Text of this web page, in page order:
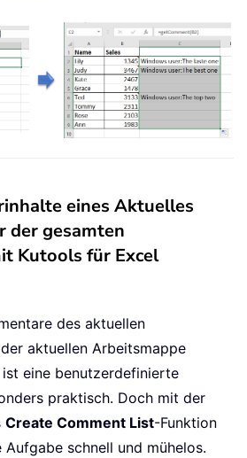
eines Aktuelles
der gesamten
Kutools für Excel
des aktuellen
aktuellen Arbeitsmappe
eine benutzerdefinierte
praktisch. Doch mit der
Create Comment List-Funktion
Aufgabe schnell und mühelos.